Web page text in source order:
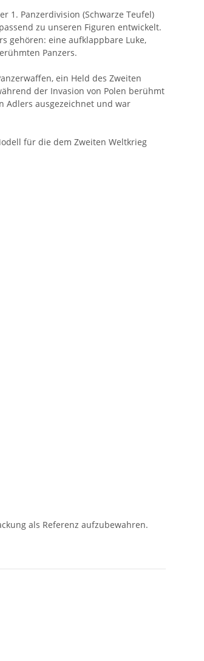
1. Panzerdivision (Schwarze Teufel)
zu unseren Figuren entwickelt.
gehören: eine aufklappbare Luke,
Panzers.
ein Held des Zweiten
der Invasion von Polen berühmt
Adlers ausgezeichnet und war
für die dem Zweiten Weltkrieg
als Referenz aufzubewahren.